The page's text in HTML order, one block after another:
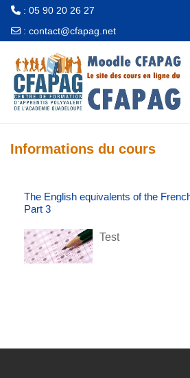
: 05 90 20 26 27
: contact@cfapag.net
Informations du cours
The English equivalents of the
Part 3
Test